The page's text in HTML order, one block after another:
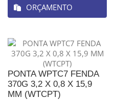
ORÇAMENTO
PONTA WPTC7 FENDA
370G 3,2 X 0,8 X 15,9
MM (WTCPT)